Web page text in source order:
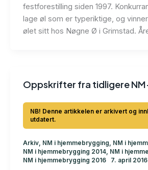
festforestilling siden 1997.
lage øl som er typeriktige, og
ølet sitt hos Nøgne Ø i Grimstad.
Oppskrifter fra tidligere
Arkiv, NM i hjemmebrygging, NM i
NM i hjemmebrygging 2014, NM i
NM i hjemmebrygging 2016
7. april 2016